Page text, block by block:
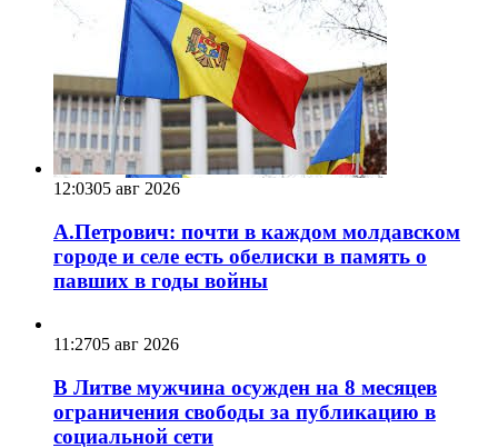
12:0305 авг 2026
А.Петрович: почти в каждом молдавском
городе и селе есть обелиски в память о
павших в годы войны
11:2705 авг 2026
В Литве мужчина осужден на 8 месяцев
ограничения свободы за публикацию в
социальной сети